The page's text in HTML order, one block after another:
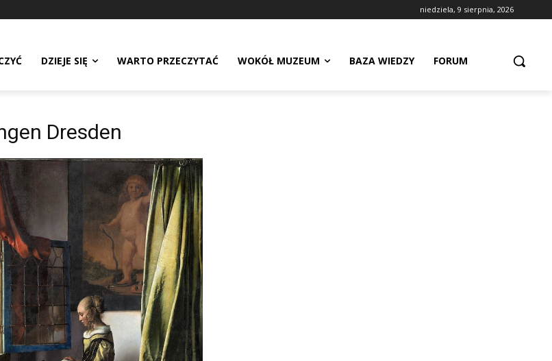
niedziela, 9 sierpnia, 2026
DZIEJE SIĘ WARTO PRZECZYTAĆ WOKÓŁ MUZEUM BAZA WIEDZY FORUM
Dresden